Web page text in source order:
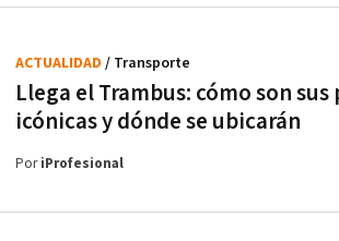
Llega el Trambus: cómo son sus
icónicas y dónde se ubicarán
ACTUALIDAD / Transporte
PoriProfesional